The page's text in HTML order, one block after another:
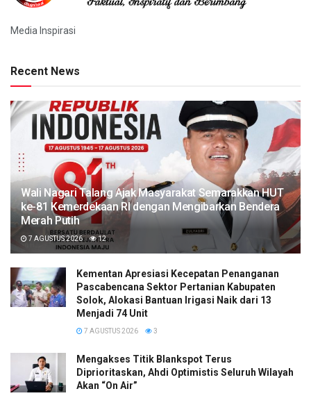
Media Inspirasi
Recent News
Wali Nagari Talang Ajak Masyarakat Semarakkan HUT
ke-81 Kemerdekaan RI dengan Mengibarkan Bendera
Merah Putih
7 AGUSTUS 2026 12
Kementan Apresiasi Kecepatan Penanganan
Pascabencana Sektor Pertanian Kabupaten
Solok, Alokasi Bantuan Irigasi Naik dari 13
Menjadi 74 Unit
7 AGUSTUS 2026 3
Mengakses Titik Blankspot Terus
Diprioritaskan, Ahdi Optimistis Seluruh Wilayah
Akan “On Air”